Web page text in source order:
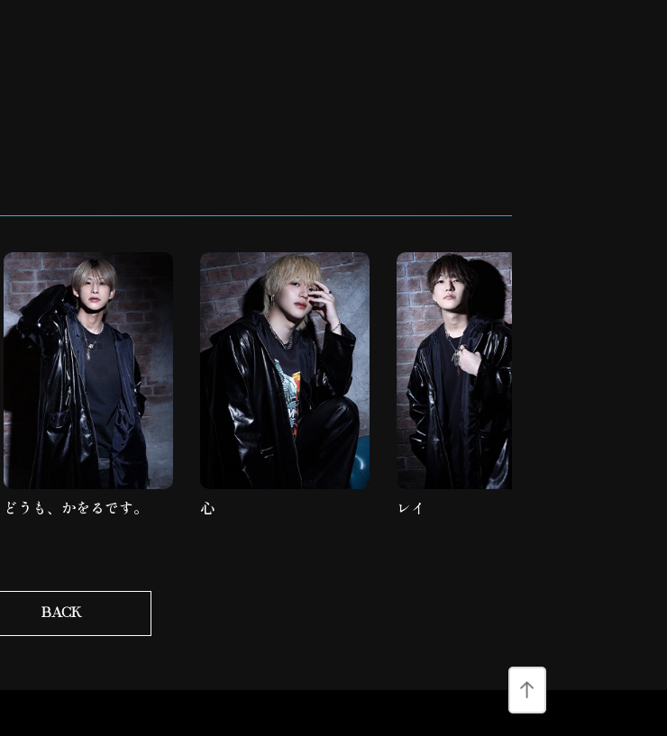
どうも、かをるです。 心 レイ
BACK